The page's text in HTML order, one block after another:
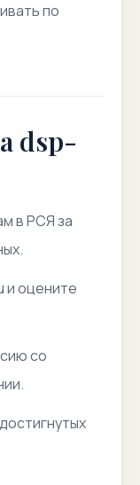
по
dsp-
в РСЯ за
и оцените
со